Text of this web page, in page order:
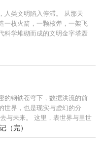
人类文明陷入停滞。 从那天
一枚火箭，一颗核弹，一架飞
学堆砌而成的文明金字塔轰
个时代，人命渺如尘埃； 在这
大厦将倾，有人见一戏子屹
似血，时笑时哭， 时代的帘幕
开双臂，对着累累众生轻声
。”
的钢铁苍穹下，数据洪流的前
世界，也是现实与虚幻的分
与未来。 这里，表世界与里世
是时间之墙近在眼前。 黑暗
啊我的朋友，我们不能用温柔
（完）